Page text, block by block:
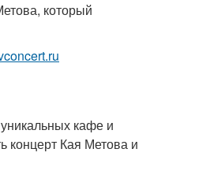
который
кафе и
концерт Кая Метова и